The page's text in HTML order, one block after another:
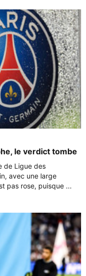
le verdict tombe
de Ligue des
avec une large
pas rose, puisque ...